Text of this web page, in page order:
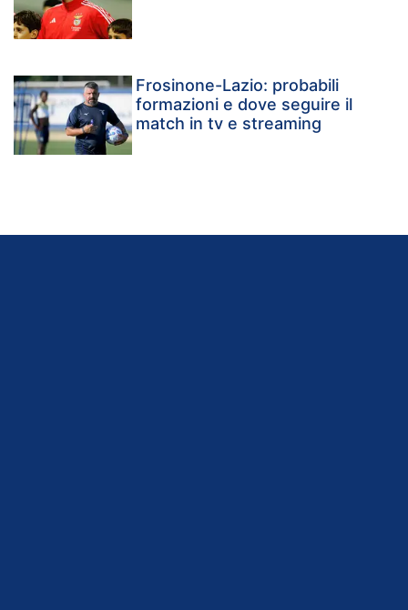
Frosinone-Lazio: probabili
formazioni e dove seguire il
match in tv e streaming